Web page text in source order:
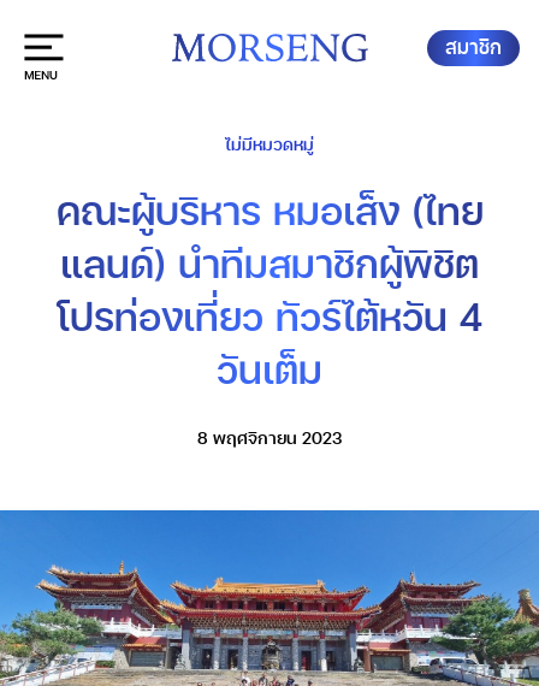
สมาชิก
ไม่มีหมวดหมู่
คณะผู้บริหาร หมอเส็ง (ไทย
แลนด์) นำทีมสมาชิกผู้พิชิต
โปรท่องเที่ยว ทัวร์ไต้หวัน 4
วันเต็ม
8 พฤศจิกายน 2023